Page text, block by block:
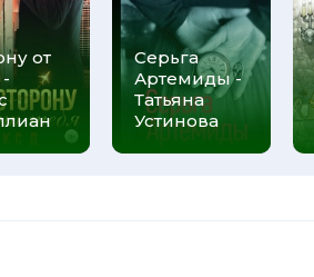
от
Серьга
Артемиды -
Татьяна
Устинова